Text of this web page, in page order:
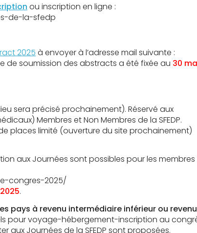
ou inscription en ligne :
de-la-sfedp
2025 à envoyer à l’adresse mail suivante :
de soumission des abstracts a été fixée au 30
sera précisé prochainement). Réservé aux
Membres et Non Membres de la SFEDP.
places limité (ouverture du site prochainement)
aux Journées sont possibles pour les membres
congres-2025/
.
pays à revenu intermédiaire inférieur ou
pour voyage-hébergement-inscription au
aux Journées de la SFEDP sont proposées.